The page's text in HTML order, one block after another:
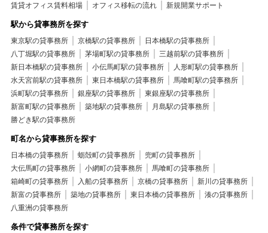
賃貸オフィス賃料相場
オフィス移転の流れ 新規開業サポート
駅から貸事務所を探す
東京駅の貸事務所 京橋駅の貸事務所
日本橋駅の貸事務所
八丁堀駅の貸事務所
茅場町駅の貸事務所
三越前駅の貸事務所
新日本橋駅の貸事務所
小伝馬町駅の貸事務所
人形町駅の貸事務所
水天宮前駅の貸事務所
東日本橋駅の貸事務所
馬喰町駅の貸事務所
浜町駅の貸事務所
銀座駅の貸事務所
東銀座駅の貸事務所
新富町駅の貸事務所
築地駅の貸事務所
月島駅の貸事務所
勝どき駅の貸事務所
町名から貸事務所を探す
日本橋の貸事務所 蛎殻町の貸事務所
兜町の貸事務所
大伝馬町の貸事務所
小網町の貸事務所
馬喰町の貸事務所
箱崎町の貸事務所
入船の貸事務所 京橋の貸事務所
新川の貸事務所
新富の貸事務所
築地の貸事務所 東日本橋の貸事務所
湊の貸事務所
八重洲の貸事務所
条件で貸事務所を探す